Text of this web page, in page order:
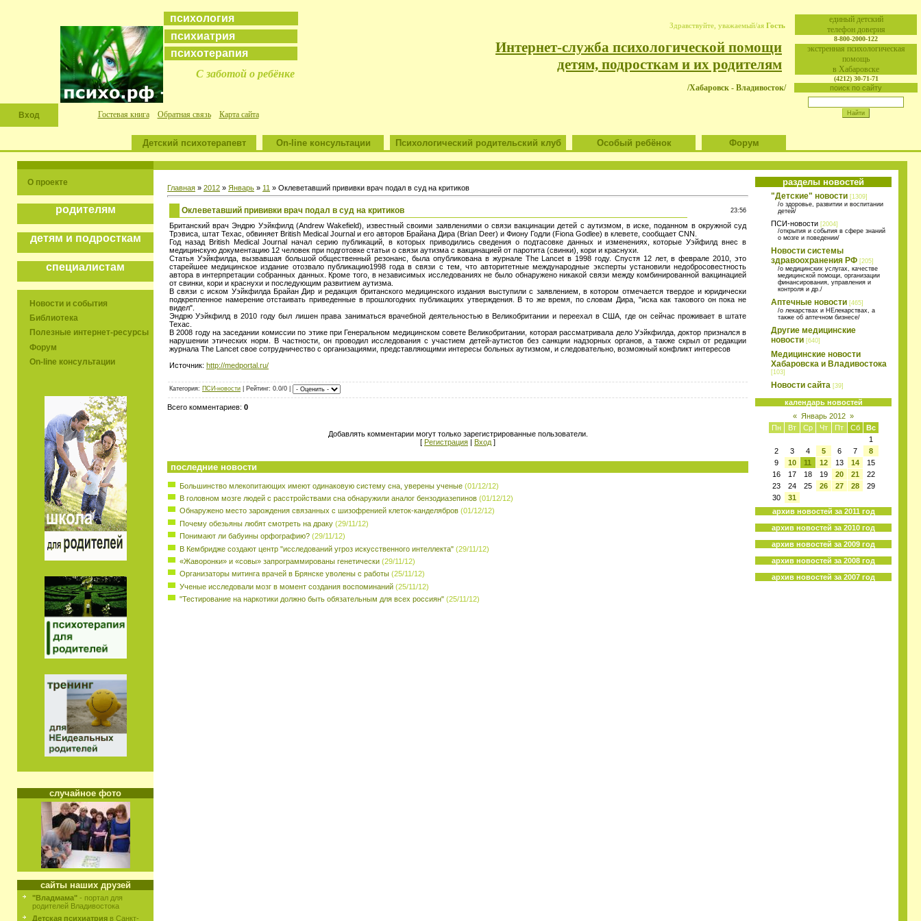
eдиный детский
телефон доверия
8-800-2000-122
экстренная психологическая
помощь
в Хабаровске
(4212) 30-71-71
поиск по сайту
психология
психиатрия
психотерапия
С заботой о ребёнке
Здравствуйте, уважаемый/ая Гость
Интернет-служба психологической помощи
детям, подросткам и их родителям
/Хабаровск - Владивосток/
Вход Гостевая книга Обратная связь Карта сайта
Детский психотерапевт On-line консультации Психологический родительский клуб Особый ребёнок Форум
О проекте
родителям
детям и подросткам
специалистам
Новости и события
Библиотека
Полезные интернет-ресурсы
Форум
On-line консультации
случайное фото
сайты наших друзей
"Владмама" - портал для
родителей Владивостока
Детская психиатрия в Санкт-
Главная » 2012 » Январь » 11 » Оклеветавший прививки врач подал в суд на критиков
Оклеветавший прививки врач подал в суд на критиков 23:56
Британский врач Эндрю Уэйкфилд (Andrew Wakefield), известный своими заявлениями о связи вакцинации детей с аутизмом, в иске, поданном в окружной суд
Трэвиса, штат Техас, обвиняет British Medical Journal и его авторов Брайана Дира (Brian Deer) и Фиону Годли (Fiona Godlee) в клевете, сообщает CNN.
Год назад British Medical Journal начал серию публикаций, в которых приводились сведения о подтасовке данных и изменениях, которые Уэйфилд внес в
медицинскую документацию 12 человек при подготовке статьи о связи аутизма с вакцинацией от паротита (свинки), кори и краснухи.
Статья Уэйкфилда, вызвавшая большой общественный резонанс, была опубликована в журнале The Lancet в 1998 году. Спустя 12 лет, в феврале 2010, это
старейшее медицинское издание отозвало публикацию1998 года в связи с тем, что авторитетные международные эксперты установили недобросовестность
автора в интерпретации собранных данных. Кроме того, в независимых исследованиях не было обнаружено никакой связи между комбинированной вакцинацией
от свинки, кори и краснухи и последующим развитием аутизма.
В связи с иском Уэйкфилда Брайан Дир и редакция британского медицинского издания выступили с заявлением, в котором отмечается твердое и юридически
подкрепленное намерение отстаивать приведенные в прошлогодних публикациях утверждения. В то же время, по словам Дира, "иска как такового он пока не
видел".
Эндрю Уэйкфилд в 2010 году был лишен права заниматься врачебной деятельностью в Великобритании и переехал в США, где он сейчас проживает в штате
Техас.
В 2008 году на заседании комиссии по этике при Генеральном медицинском совете Великобритании, которая рассматривала дело Уэйкфилда, доктор признался в
нарушении этических норм. В частности, он проводил исследования с участием детей-аутистов без санкции надзорных органов, а также скрыл от редакции
журнала The Lancet свое сотрудничество с организациями, представляющими интересы больных аутизмом, и следовательно, возможный конфликт интересов
Источник: http://medportal.ru/
Категория: ПСИ-новости | Рейтинг: 0.0/0 |
Всего комментариев: 0
Добавлять комментарии могут только зарегистрированные пользователи.
[ Регистрация | Вход ]
последние новости
Большинство млекопитающих имеют одинаковую систему сна, уверены ученые (01/12/12)
В головном мозге людей с расстройствами сна обнаружили аналог бензодиазепинов (01/12/12)
Обнаружено место зарождения связанных с шизофренией клеток-канделябров (01/12/12)
Почему обезьяны любят смотреть на драку (29/11/12)
Понимают ли бабуины орфографию? (29/11/12)
В Кембридже создают центр "исследований угроз искусственного интеллекта" (29/11/12)
«Жаворонки» и «совы» запрограммированы генетически (29/11/12)
Организаторы митинга врачей в Брянске уволены с работы (25/11/12)
Ученые исследовали мозг в момент создания воспоминаний (25/11/12)
"Тестирование на наркотики должно быть обязательным для всех россиян" (25/11/12)
разделы новостей
"Детские" новости [1309]
/о здоровье, развитии и воспитании
детей/
ПСИ-новости [2004]
/открытия и события в сфере знаний
о мозге и поведении/
Новости системы
здравоохранения РФ [205]
/о медицинских услугах, качестве
медицинской помощи, организации
финансирования, управления и
контроля и др./
Аптечные новости [465]
/о лекарствах и НЕлекарствах, а
также об аптечном бизнесе/
Другие медицинские
новости [640]
Медицинские новости
Хабаровска и Владивостока
[103]
Новости сайта [39]
календарь новостей
« Январь 2012 »
Пн
Вт Ср Чт Пт Сб
Вс
1
2
3 4 5 6 7
8
9
10 11 12 13 14
15
16
17 18 19 20 21
22
23
24 25 26 27 28
29
30
31
архив новостей за 2011 год
архив новостей за 2010 год
архив новостей за 2009 год
архив новостей за 2008 год
архив новостей за 2007 год